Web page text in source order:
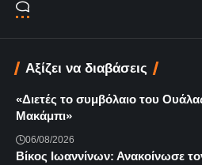
Αξίζει να διαβάσεις
«Διετές το συμβόλαιο του
Μακάμπι»
06/08/2026
Βίκος Ιωαννίνων: Ανακοίνωσε